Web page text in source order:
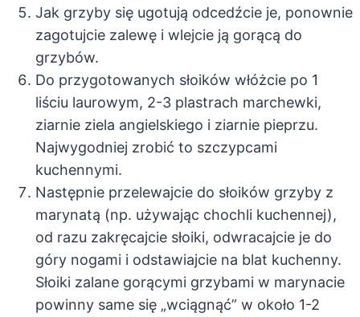
Jak grzyby się ugotują odcedźcie je, ponownie
zagotujcie zalewę i wlejcie ją gorącą do
grzybów.
Do przygotowanych słoików włóżcie po 1
liściu laurowym, 2-3 plastrach marchewki,
ziarnie ziela angielskiego i ziarnie pieprzu.
Najwygodniej zrobić to szczypcami
kuchennymi.
Następnie przelewajcie do słoików grzyby z
marynatą (np. używając chochli kuchennej),
od razu zakręcajcie słoiki, odwracajcie je do
góry nogami i odstawiajcie na blat kuchenny.
Słoiki zalane gorącymi grzybami w marynacie
powinny same się „wciągnąć” w około 1-2